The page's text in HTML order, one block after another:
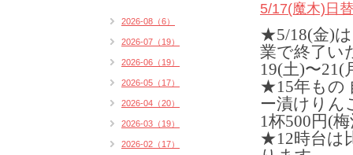
5/17(魔木)日
★5/18(金)は
業で終了い
19(土)〜21(
★15年もの
ー漬けりん
1杯500円(
★12時台は
2026-08（6）
2026-07（19）
2026-06（19）
2026-05（17）
2026-04（20）
2026-03（19）
2026-02（17）